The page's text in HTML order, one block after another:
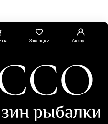
Закладки Аккаунт